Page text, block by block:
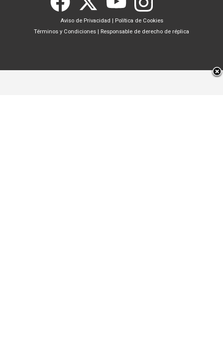
Aviso de Privacidad | Política de Cookies
Términos y Condiciones | Responsable de derecho de réplica